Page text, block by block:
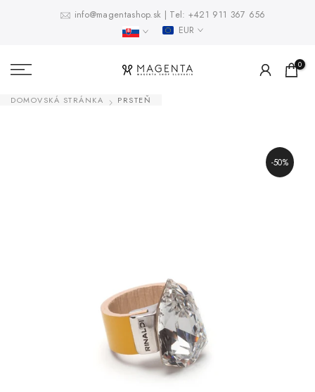
info@magentashop.sk | Tel: +421 911 367 656
EUR
0
DOMOVSKÁ STRÁNKA PRSTEŇ
-50%